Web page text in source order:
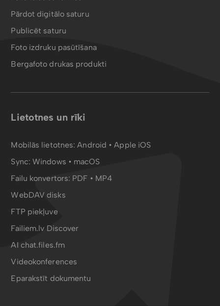
Pārdot digitālo saturu
Publicēt saturu
Foto izdruku pasūtīšana
Bergafoto drukas produkti
Lietotnes un rīki
Mobilās lietotnes:Android •Apple iOS
Sync:Windows • macOS
Failu konvertors: PDF • MP4
WebDAV disks
FTP piekļuve
Failiem.lv Discover
AI chat.files.fm
Videokonferences
Eparakstīt dokumentu